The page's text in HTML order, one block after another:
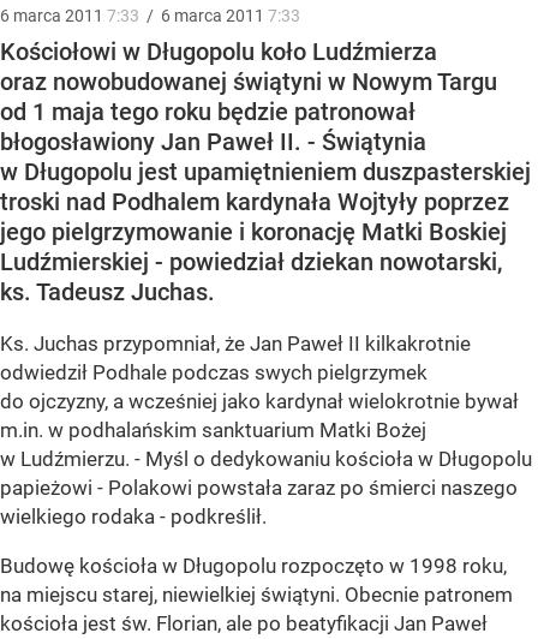
6 marca 2011 7:33 / 6 marca 2011 7:33
Kościołowi w Długopolu koło Ludźmierza
oraz nowobudowanej świątyni w Nowym Targu
od 1 maja tego roku będzie patronował
błogosławiony Jan Paweł II. - Świątynia
w Długopolu jest upamiętnieniem duszpasterskiej
troski nad Podhalem kardynała Wojtyły poprzez
jego pielgrzymowanie i koronację Matki Boskiej
Ludźmierskiej - powiedział dziekan nowotarski,
ks. Tadeusz Juchas.
Ks. Juchas przypomniał, że Jan Paweł II kilkakrotnie
odwiedził Podhale podczas swych pielgrzymek
do ojczyzny, a wcześniej jako kardynał wielokrotnie bywał
m.in. w podhalańskim sanktuarium Matki Bożej
w Ludźmierzu. - Myśl o dedykowaniu kościoła w Długopolu
papieżowi - Polakowi powstała zaraz po śmierci naszego
wielkiego rodaka - podkreślił.
Budowę kościoła w Długopolu rozpoczęto w 1998 roku,
na miejscu starej, niewielkiej świątyni. Obecnie patronem
kościoła jest św. Florian, ale po beatyfikacji Jan Paweł